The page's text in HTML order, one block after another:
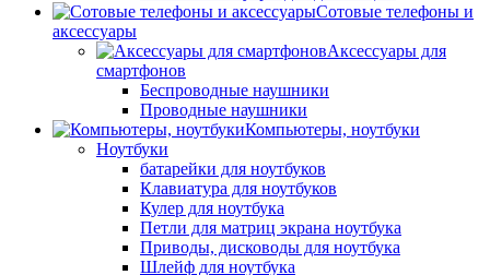
Сотовые телефоны и
аксессуары
Аксессуары для
смартфонов
Беспроводные наушники
Проводные наушники
Компьютеры, ноутбуки
Ноутбуки
батарейки для ноутбуков
Клавиатура для ноутбуков
Кулер для ноутбука
Петли для матриц экрана ноутбука
Приводы, дисководы для ноутбука
Шлейф для ноутбука